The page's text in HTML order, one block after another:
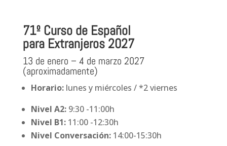
71º Curso de Español
para Extranjeros 2027
13 de enero – 4 de marzo 2027
(aproximadamente)
Horario:lunes y miércoles / *2 viernes
Nivel A2:9:30 -11:00h
Nivel B1:11:00 -12:30h
Nivel Conversación:14:00-15:30h